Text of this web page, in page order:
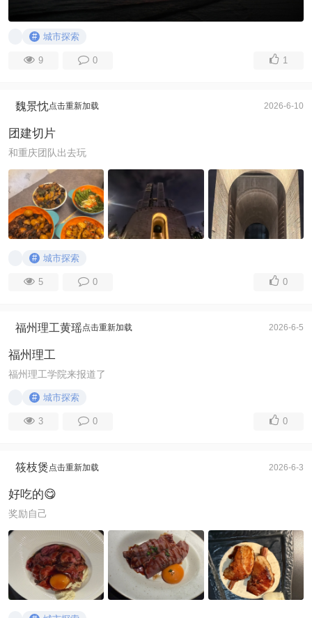
# 城市探索
9 0 1
魏景忱点击重新加载 2026-6-10
团建切片
和重庆团队出去玩
# 城市探索
5 0 0
福州理工黄瑶点击重新加载 2026-6-5
福州理工
福州理工学院来报道了
# 城市探索
3 0 0
筱枝煲 点击重新加载 2026-6-3
好吃的😋
奖励自己